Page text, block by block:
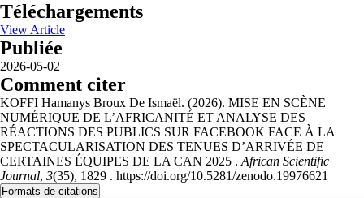
Téléchargements
View Article
Publiée
2026-05-02
Comment citer
KOFFI Hamanys Broux De Ismaël. (2026). MISE EN SCÈNE
NUMÉRIQUE DE L’AFRICANITÉ ET ANALYSE DES
RÉACTIONS DES PUBLICS SUR FACEBOOK FACE À LA
SPECTACULARISATION DES TENUES D’ARRIVÉE DE
CERTAINES ÉQUIPES DE LA CAN 2025 . African Scientific
Journal, 3(35), 1829 . https://doi.org/10.5281/zenodo.19976621
Formats de citations